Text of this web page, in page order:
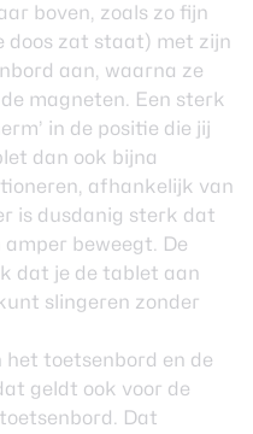
boven, zoals zo fijn
doos zat staat) met zijn
aan, waarna ze
magneten. Een sterk
in de positie die jij
dan ook bijna
afhankelijk van
is dusdanig sterk dat
beweegt. De
dat je de tablet aan
slingeren zonder
toetsenbord en de
geldt ook voor de
Dat